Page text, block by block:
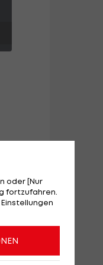
oder [Nur
fortzufahren.